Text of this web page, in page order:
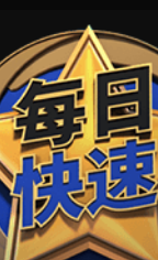
4:00 $7.77
5:45
7:05
7:05
4:45 $5.00
4:45 $1.00
5:45 $2.00
6:45
6:45